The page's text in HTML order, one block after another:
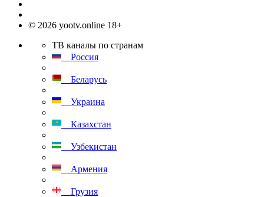
© 2026 yootv.online 18+
ТВ каналы по странам
Россия
Беларусь
Украина
Казахстан
Узбекистан
Армения
Грузия